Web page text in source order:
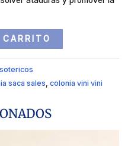
saca sales colonia vini vini